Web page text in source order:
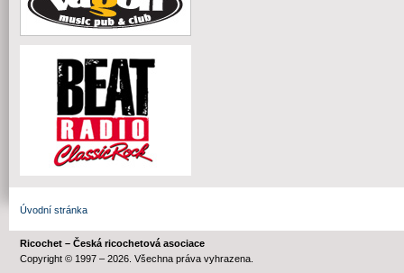
Úvodní stránka
Ricochet – Česká ricochetová asociace
Copyright © 1997 – 2026. Všechna práva vyhrazena.